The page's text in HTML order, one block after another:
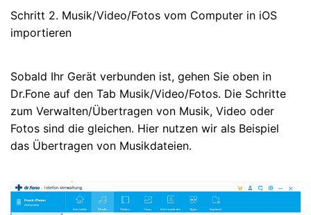
Schritt 2. Musik/Video/Fotos vom Computer in iOS
importieren
Sobald Ihr Gerät verbunden ist, gehen Sie oben in
Dr.Fone auf den Tab Musik/Video/Fotos. Die Schritte
zum Verwalten/Übertragen von Musik, Video oder
Fotos sind die gleichen. Hier nutzen wir als Beispiel
das Übertragen von Musikdateien.